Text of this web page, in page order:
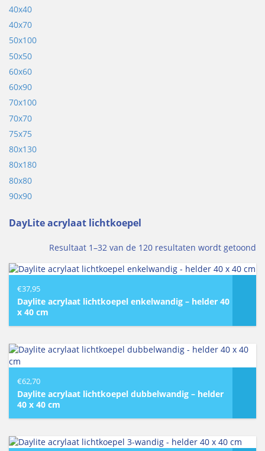
40x40
40x70
50x100
50x50
60x60
60x90
70x100
70x70
75x75
80x130
80x180
80x80
90x90
DayLite acrylaat lichtkoepel
Resultaat 1–32 van de 120 resultaten wordt getoond
€37,95
Daylite acrylaat lichtkoepel enkelwandig – helder 40
x 40 cm
€62,70
Daylite acrylaat lichtkoepel dubbelwandig – helder
40 x 40 cm